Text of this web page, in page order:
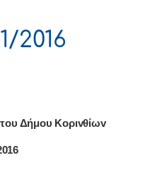
2016
Δήμoυ Κoριvθίωv